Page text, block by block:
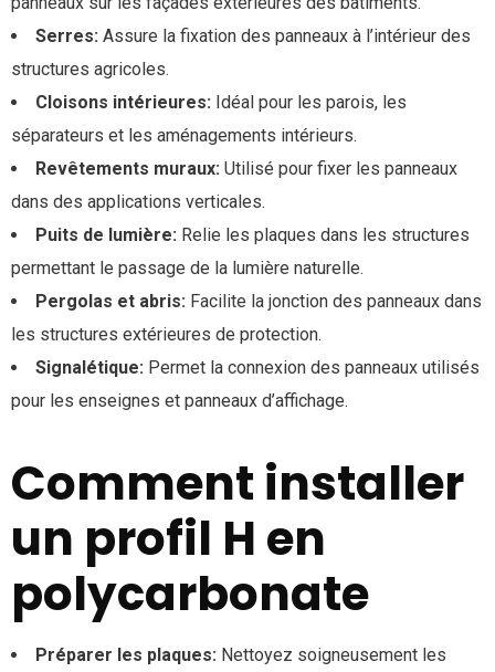
Serres: Assure la fixation des panneaux à l’intérieur des
structures agricoles.
Cloisons intérieures: Idéal pour les parois, les
séparateurs et les aménagements intérieurs.
Revêtements muraux: Utilisé pour fixer les panneaux
dans des applications verticales.
Puits de lumière: Relie les plaques dans les structures
permettant le passage de la lumière naturelle.
Pergolas et abris: Facilite la jonction des panneaux dans
les structures extérieures de protection.
Signalétique: Permet la connexion des panneaux utilisés
pour les enseignes et panneaux d’affichage.
Comment installer
un profil H en
polycarbonate
Préparer les plaques: Nettoyez soigneusement les